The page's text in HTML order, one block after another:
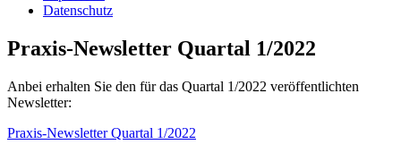
Datenschutz
Praxis-Newsletter Quartal 1/2022
Anbei erhalten Sie den für das Quartal 1/2022 veröffentlichten
Newsletter:
Praxis-Newsletter Quartal 1/2022